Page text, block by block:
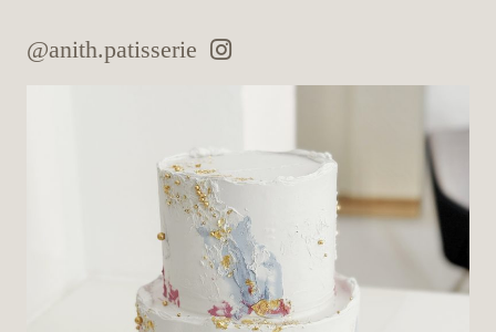
@anith.patisserie